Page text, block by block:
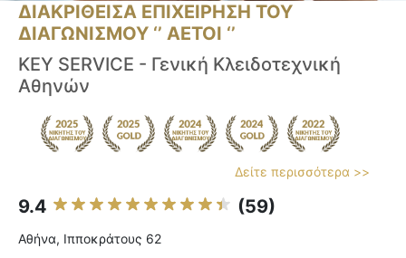
ΔΙΑΚΡΙΘΕΙΣΑ ΕΠΙΧΕΙΡΗΣΗ ΤΟΥ
ΔΙΑΓΩΝΙΣΜΟΥ ‘’ ΑΕΤΟΙ ‘’
KEY SERVICE - Γενική Κλειδοτεχνική
Αθηνών
Δείτε περισσότερα >>
9.4 (59)
Αθήνα, Ιπποκράτους 62